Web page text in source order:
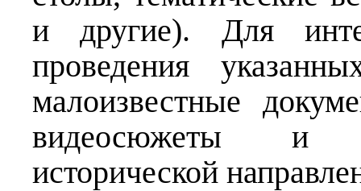
и другие). Для
проведения
малоизвестные
видеосюжеты и
исторической